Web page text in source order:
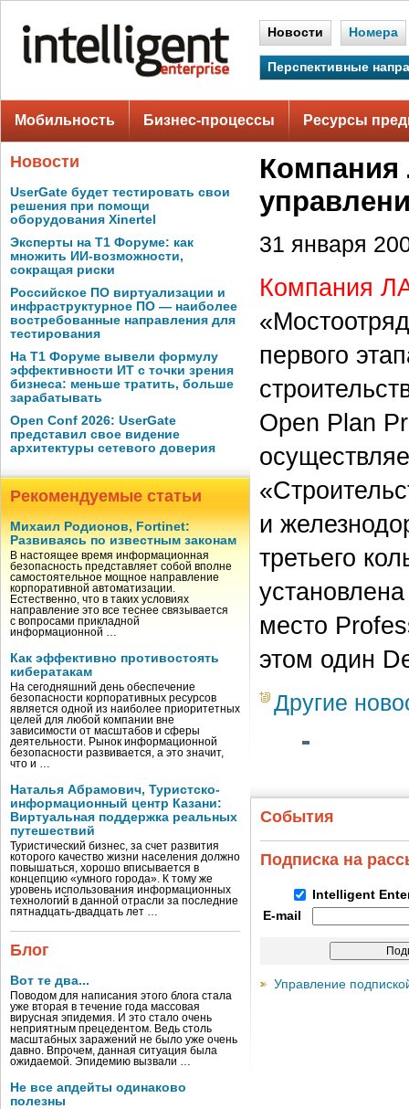
Новости Номера
Перспективные
Мобильность Бизнес-процессы Ресурсы
Новости
UserGate будет тестировать свои
решения при помощи
оборудования Xinertel
Эксперты на Т1 Форуме: как
множить ИИ-возможности,
сокращая риски
Российское ПО виртуализации и
инфраструктурное ПО — наиболее
востребованные направления для
тестирования
На Т1 Форуме вывели формулу
эффективности ИТ с точки зрения
бизнеса: меньше тратить, больше
зарабатывать
Open Conf 2026: UserGate
представил свое видение
архитектуры сетевого доверия
Рекомендуемые статьи
Михаил Родионов, Fortinet:
Развиваясь по известным законам
В настоящее время информационная
безопасность представляет собой вполне
самостоятельное мощное направление
корпоративной автоматизации.
Естественно, что в таких условиях
направление это все теснее связывается
с вопросами прикладной
информационной …
Как эффективно противостоять
кибератакам
На сегодняшний день обеспечение
безопасности корпоративных ресурсов
является одной из наиболее приоритетных
целей для любой компании вне
зависимости от масштабов и сферы
деятельности. Рынок информационной
безопасности развивается, а это значит,
что и …
Наталья Абрамович, Туристско-
информационный центр Казани:
Виртуальная поддержка реальных
путешествий
Туристический бизнес, за счет развития
которого качество жизни населения должно
повышаться, хорошо вписывается в
концепцию «умного города». К тому же
уровень использования информационных
технологий в данной отрасли за последние
пятнадцать-двадцать лет …
Блог
Вот те два...
Поводом для написания этого блога стала
уже вторая в течение года массовая
вирусная эпидемия. И это стало очень
неприятным прецедентом. Ведь столь
масштабных заражений не было уже очень
давно. Впрочем, данная ситуация была
ожидаемой. Эпидемию вызвали …
Не все апдейты одинаково
полезны
Компания
31 января
Компания
первого
Open Plan
и
третьего
место
этом один
Другие
События
Подписка на
Intelligent
E-mail
Управление